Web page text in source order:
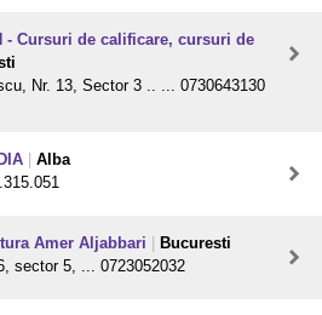
- Cursuri de calificare, cursuri de
Nr. 13, Sector 3 .. ... 0730643130
Alba
Amer Aljabbari
Bucuresti
sector 5, ... 0723052032